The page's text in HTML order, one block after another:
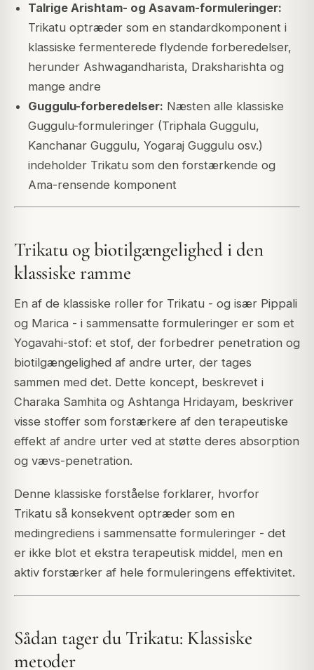
Talrige Arishtam- og Asavam-formuleringer:
Trikatu optræder som en standardkomponent i
klassiske fermenterede flydende forberedelser,
herunder Ashwagandharista, Draksharishta og
mange andre
Guggulu-forberedelser: Næsten alle klassiske
Guggulu-formuleringer (Triphala Guggulu,
Kanchanar Guggulu, Yogaraj Guggulu osv.)
indeholder Trikatu som den forstærkende og
Ama-rensende komponent
Trikatu og biotilgængelighed i den
klassiske ramme
En af de klassiske roller for Trikatu - og især Pippali
og Marica - i sammensatte formuleringer er som et
Yogavahi-stof: et stof, der forbedrer penetration og
biotilgængelighed af andre urter, der tages
sammen med det. Dette koncept, beskrevet i
Charaka Samhita og Ashtanga Hridayam, beskriver
visse stoffer som forstærkere af den terapeutiske
effekt af andre urter ved at støtte deres absorption
og vævs-penetration.
Denne klassiske forståelse forklarer, hvorfor
Trikatu så konsekvent optræder som en
medingrediens i sammensatte formuleringer - det
er ikke blot et ekstra terapeutisk middel, men en
aktiv forstærker af hele formuleringens effektivitet.
Sådan tager du Trikatu: Klassiske
metoder